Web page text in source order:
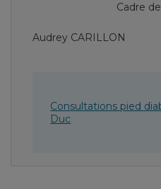
Cadre
Audrey CARILLON
Consultations pied
Duc